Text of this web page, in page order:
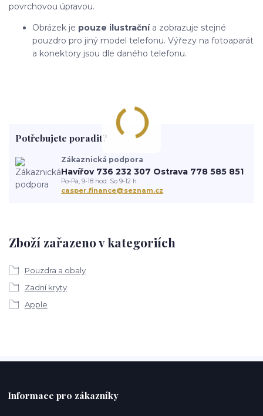
povrchovou úpravou.
Obrázek je pouze ilustrační a zobrazuje stejné
pouzdro pro jiný model telefonu. Výřezy na fotoaparát
a konektory jsou dle daného telefonu.
Zboží zařazeno v kategoriích
Pouzdra a obaly
Zadní kryty
Apple
Potřebujete poradit?
Zákaznická podpora
Havířov 736 232 307 Ostrava 778 585 851
Po-Pá, 9-18 hod. So 9-12 h.
casper.finance@seznam.cz
Informace pro zákazníky